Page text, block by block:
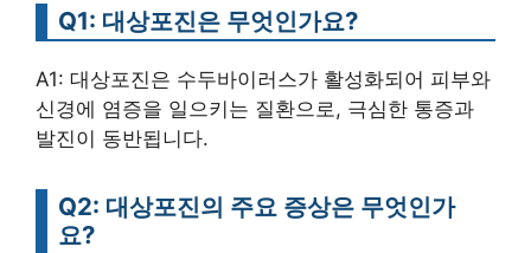
Q1: 대상포진은 무엇인가요?
A1: 대상포진은 수두바이러스가 활성화되어 피부와
신경에 염증을 일으키는 질환으로, 극심한 통증과
발진이 동반됩니다.
Q2: 대상포진의 주요 증상은 무엇인가
요?